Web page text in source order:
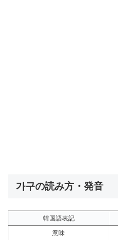
가구の読み方・発音
韓国語表記
意味